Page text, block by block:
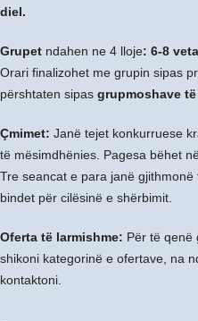
diel.
Grupet ndahen ne 4 lloje: 6-8
Orari finalizohet me grupin sipas
përshtaten sipas grupmoshave
Çmimet: Janë tejet konkurruese
të mësimdhënies. Pagesa bëhet
Tre seancat e para janë
bindet për cilësinë e shërbimit.
Oferta të larmishme: Për të qenë
shikoni kategorinë e ofertave, na
kontaktoni.